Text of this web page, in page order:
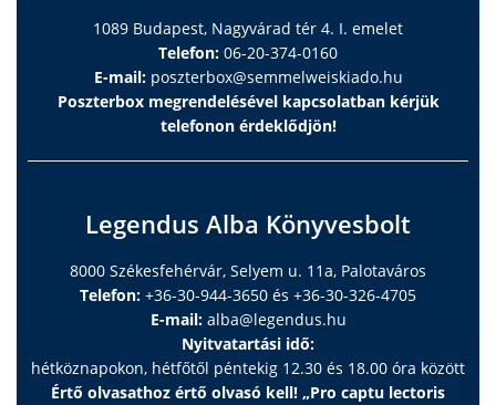
1089 Budapest, Nagyvárad tér 4. I. emelet
Telefon: 06-20-374-0160
E-mail: poszterbox@semmelweiskiado.hu
Poszterbox megrendelésével kapcsolatban kérjük
telefonon érdeklődjön!
Legendus Alba Könyvesbolt
8000 Székesfehérvár, Selyem u. 11a, Palotaváros
Telefon: +36-30-944-3650 és +36-30-326-4705
E-mail: alba@legendus.hu
Nyitvatartási idő:
hétköznapokon, hétfőtől péntekig 12.30 és 18.00 óra között
Értő olvasathoz értő olvasó kell! „Pro captu lectoris